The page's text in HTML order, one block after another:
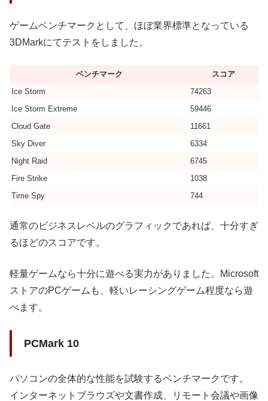
ゲームベンチマークとして、ほぼ業界標準となっている
3DMarkにてテストをしました。
ベンチマーク
スコア
Ice Storm
74263
Ice Storm Extreme
59446
Cloud Gate
11661
Sky Diver
6334
Night Raid
6745
Fire Strike
1038
Time Spy
744
通常のビジネスレベルのグラフィックであれば、十分すぎ
るほどのスコアです。
軽量ゲームなら十分に遊べる実力がありました。Microsoft
ストアのPCゲームも、軽いレーシングゲーム程度なら遊
べます。
PCMark 10
パソコンの全体的な性能を試験するベンチマークです。
インターネットブラウズや文書作成、リモート会議や画像